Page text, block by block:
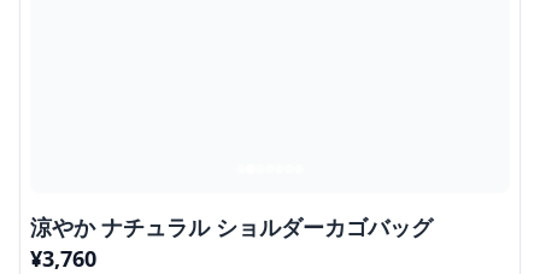
涼やか ナチュラル ショルダーカゴバッグ
¥3,760